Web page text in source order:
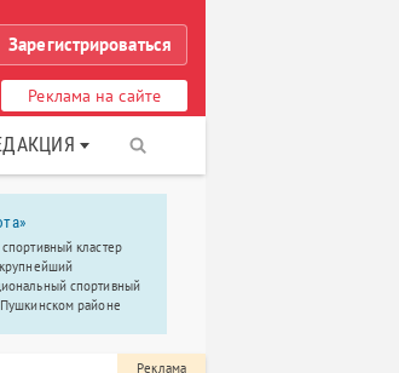
Зарегистрироваться
Реклама на сайте
кластер
спортивный
районе
Реклама